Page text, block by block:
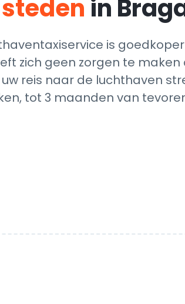
in
is
zich geen zorgen te maken
reis naar de luchthaven
tot 3 maanden van